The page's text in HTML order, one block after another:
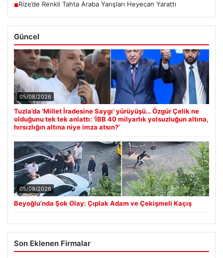
■Rize’de Renkli Tahta Araba Yarışları Heyecan Yarattı
Güncel
05/08/2026
Tuzla’da ‘Millet İradesine Saygı’ yürüyüşü… Özgür Çelik ne
olduğunu tek tek anlattı: ‘İBB 40 milyarlık yolsuzluğun altına,
hırsızlığın altına niye imza atsın?’
05/08/2026
Beyoğlu’nda Şok Olay: Çıplak Adam ve Çekişmeli Kaçış
Son Eklenen Firmalar